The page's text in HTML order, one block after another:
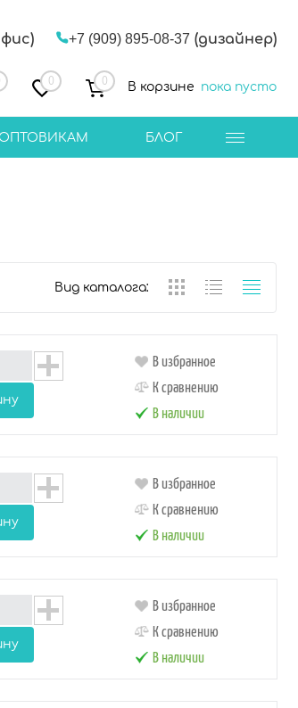
+7 (909) 895-08-37 (дизайнер)
0 0 В корзине пока пусто
ОПТОВИКАМ БЛОГ
Вид каталога:
В избранное
К сравнению
В наличии
В избранное
К сравнению
В наличии
В избранное
К сравнению
В наличии